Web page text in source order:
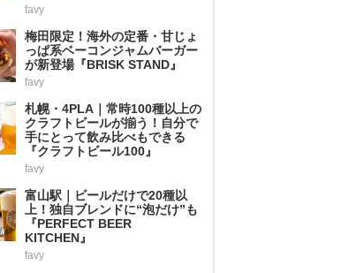
favy
梅田限定！海外の定番・甘じょ
っぱ系ベーコンジャムバーガー
が新登場『BRISK STAND』
favy
札幌・4PLA｜常時100種以上の
クラフトビールが揃う！自分で
手にとって飲み比べもできる
『クラフトビール100』
favy
富山駅｜ビールだけで20種以
上！独自ブレンドに“泡だけ”も
『PERFECT BEER
KITCHEN』
favy